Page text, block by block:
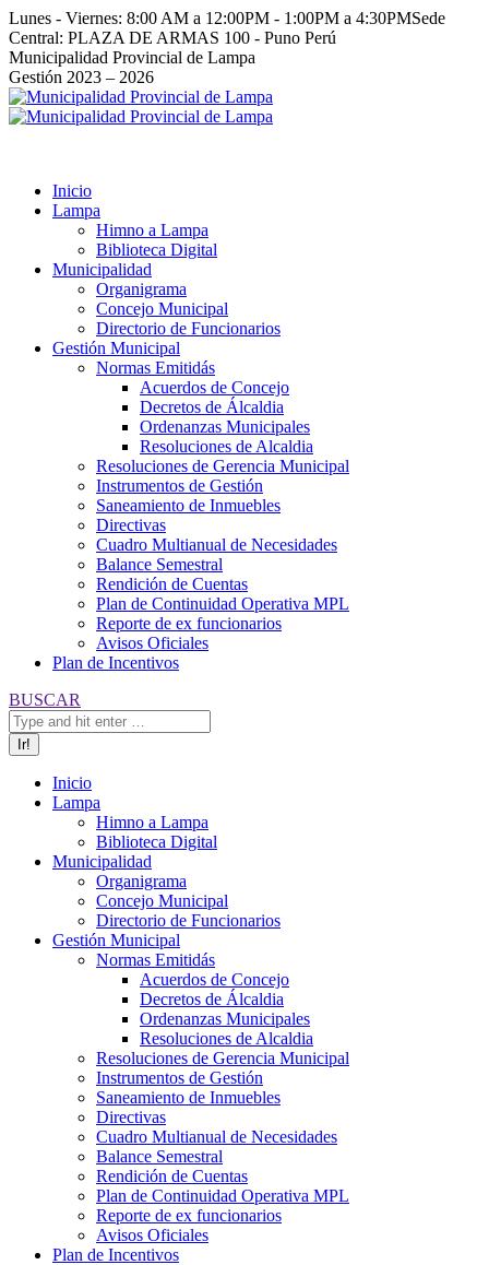
Saltar
al
contenido
Lunes - Viernes: 8:00 AM a 12:00PM - 1:00PM a 4:30PMSede
Central: PLAZA DE ARMAS 100 - Puno Perú
Facebook
page
opens
in
Instagram
page
opens
in
YouTube
page
opens
in
Twitter
page
opens
in
Municipalidad Provincial de Lampa
Gestión 2023 – 2026
Inicio
Lampa
Himno a Lampa
Biblioteca Digital
Municipalidad
Organigrama
Concejo Municipal
Directorio de Funcionarios
Gestión Municipal
Normas Emitidás
Acuerdos de Concejo
Decretos de Álcaldia
Ordenanzas Municipales
Resoluciones de Alcaldia
Resoluciones de Gerencia Municipal
Instrumentos de Gestión
Saneamiento de Inmuebles
Directivas
Cuadro Multianual de Necesidades
Balance Semestral
Rendición de Cuentas
Plan de Continuidad Operativa MPL
Reporte de ex funcionarios
Avisos Oficiales
Plan de Incentivos
Buscar:
BUSCAR
Inicio
Lampa
Himno a Lampa
Biblioteca Digital
Municipalidad
Organigrama
Concejo Municipal
Directorio de Funcionarios
Gestión Municipal
Normas Emitidás
Acuerdos de Concejo
Decretos de Álcaldia
Ordenanzas Municipales
Resoluciones de Alcaldia
Resoluciones de Gerencia Municipal
Instrumentos de Gestión
Saneamiento de Inmuebles
Directivas
Cuadro Multianual de Necesidades
Balance Semestral
Rendición de Cuentas
Plan de Continuidad Operativa MPL
Reporte de ex funcionarios
Avisos Oficiales
Plan de Incentivos